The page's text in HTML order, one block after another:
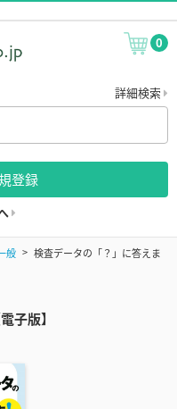
0
詳細検索
登録
般
検査データの「？」に答えま
子版】